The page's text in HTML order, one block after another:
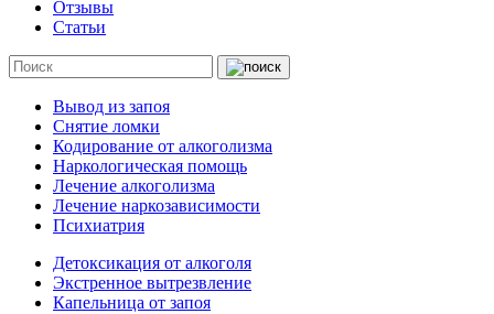
Отзывы
Статьи
Вывод из запоя
Снятие ломки
Кодирование от алкоголизма
Наркологическая помощь
Лечение алкоголизма
Лечение наркозависимости
Психиатрия
Детоксикация от алкоголя
Экстренное вытрезвление
Капельница от запоя